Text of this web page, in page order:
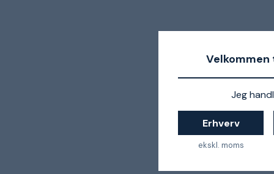
Jeg
Erhverv
ekskl. moms